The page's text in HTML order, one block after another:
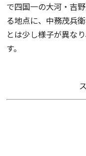
で四国一の大河・吉
る地点に、中務茂兵
とは少し様子が異な
す。